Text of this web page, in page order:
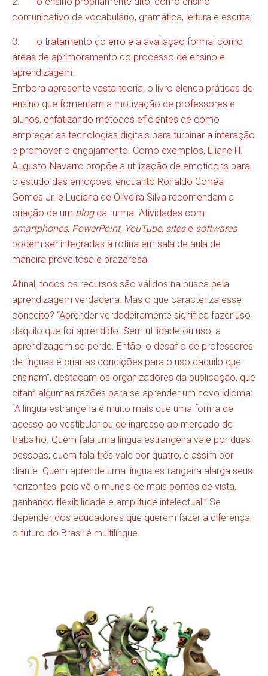
comunicativo de vocabulário, gramática, leitura e escrita;
3. o tratamento do erro e a avaliação formal como
áreas de aprimoramento do processo de ensino e
aprendizagem.
Embora apresente vasta teoria, o livro elenca práticas de
ensino que fomentam a motivação de professores e
alunos, enfatizando métodos eficientes de como
empregar as tecnologias digitais para turbinar a interação
e promover o engajamento. Como exemplos, Eliane H.
Augusto-Navarro propõe a utilização de emoticons para
o estudo das emoções, enquanto Ronaldo Corrêa
Gomes Jr. e Luciana de Oliveira Silva recomendam a
criação de um blogda turma. Atividades com
smartphones, PowerPoint, YouTube, sitese softwares
podem ser integradas à rotina em sala de aula de
maneira proveitosa e prazerosa.
Afinal, todos os recursos são válidos na busca pela
aprendizagem verdadeira. Mas o que caracteriza esse
conceito? “Aprender verdadeiramente significa fazer uso
daquilo que foi aprendido. Sem utilidade ou uso, a
aprendizagem se perde. Então, o desafio de professores
de línguas é criar as condições para o uso daquilo que
ensinam”, destacam os organizadores da publicação, que
citam algumas razões para se aprender um novo idioma:
“A língua estrangeira é muito mais que uma forma de
acesso ao vestibular ou de ingresso ao mercado de
trabalho. Quem fala uma língua estrangeira vale por duas
pessoas; quem fala três vale por quatro, e assim por
diante. Quem aprende uma língua estrangeira alarga seus
horizontes, pois vê o mundo de mais pontos de vista,
ganhando flexibilidade e amplitude intelectual.” Se
depender dos educadores que querem fazer a diferença,
o futuro do Brasil é multilíngue.